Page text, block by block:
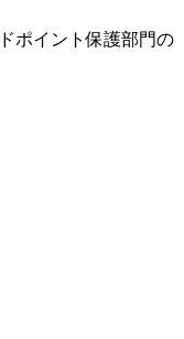
ポイント保護部門の